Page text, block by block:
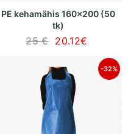
PE kehamähis 160x200 (50
tk)
25 € 20.12€
-32%